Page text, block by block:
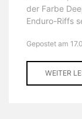
der Farbe
Enduro-Riffs
Gepostet am
WEITER